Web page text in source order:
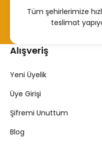
Tüm şehirlerimize
teslimat
Alışveriş
Yeni Üyelik
Üye Girişi
Şifremi Unuttum
Blog